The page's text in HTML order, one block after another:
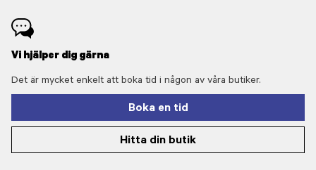
Vi hjälper dig gärna
Det är mycket enkelt att boka tid i någon av våra butiker.
Boka en tid
Hitta din butik